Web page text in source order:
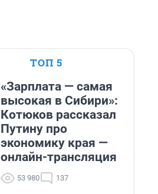
ТОП 5
«Зарплата — самая
высокая в Сибири»:
Котюков рассказал
Путину про
экономику края —
онлайн-трансляция
53 980 137